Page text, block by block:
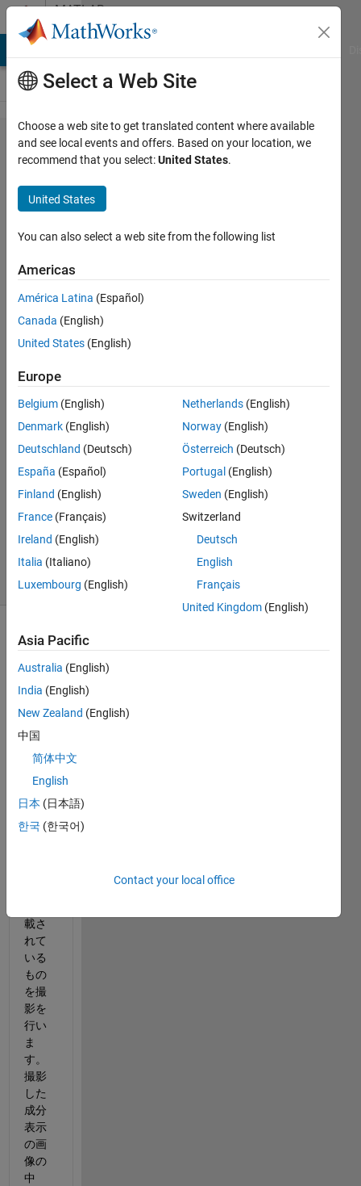
Skip to contentMATLAB
Answers
リアル
タイム
で撮影
し​た画
像から
文字認
識を​行
い、画
像を表
竣 齊藤
8 Sep
1 Answer
Answer
Accepted
Updated
2021
1 View
(30 days)
Show older
はじ
め
に、
カメ
ラを
用い
載さ
れて
いる
もの
を撮
影を
行い
ま
す。
撮影
した
成分
表示
の画
像の
中
Select a Web Site
Choose a web site to get translated content where available
and see local events and offers. Based on your location, we
recommend that you select:United States.
United States
You can also select a web site from the following list
Americas
América Latina (Español)
Canada (English)
United States (English)
Europe
Belgium (English)
Denmark (English)
Deutschland (Deutsch)
España (Español)
Finland (English)
France (Français)
Ireland (English)
Italia (Italiano)
Luxembourg (English)
Netherlands (English)
Norway (English)
Österreich (Deutsch)
Portugal (English)
Sweden (English)
Switzerland
Deutsch
English
Français
United Kingdom (English)
Asia Pacific
Australia (English)
India (English)
New Zealand (English)
中国
简体中文
English
日本 (日本語)
한국 (한국어)
Contact your local office